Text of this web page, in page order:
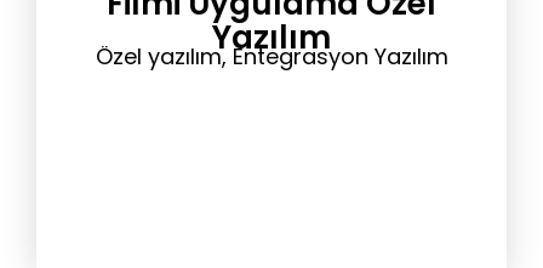
Yazılım
Özel yazılım, Entegrasyon Yazılım